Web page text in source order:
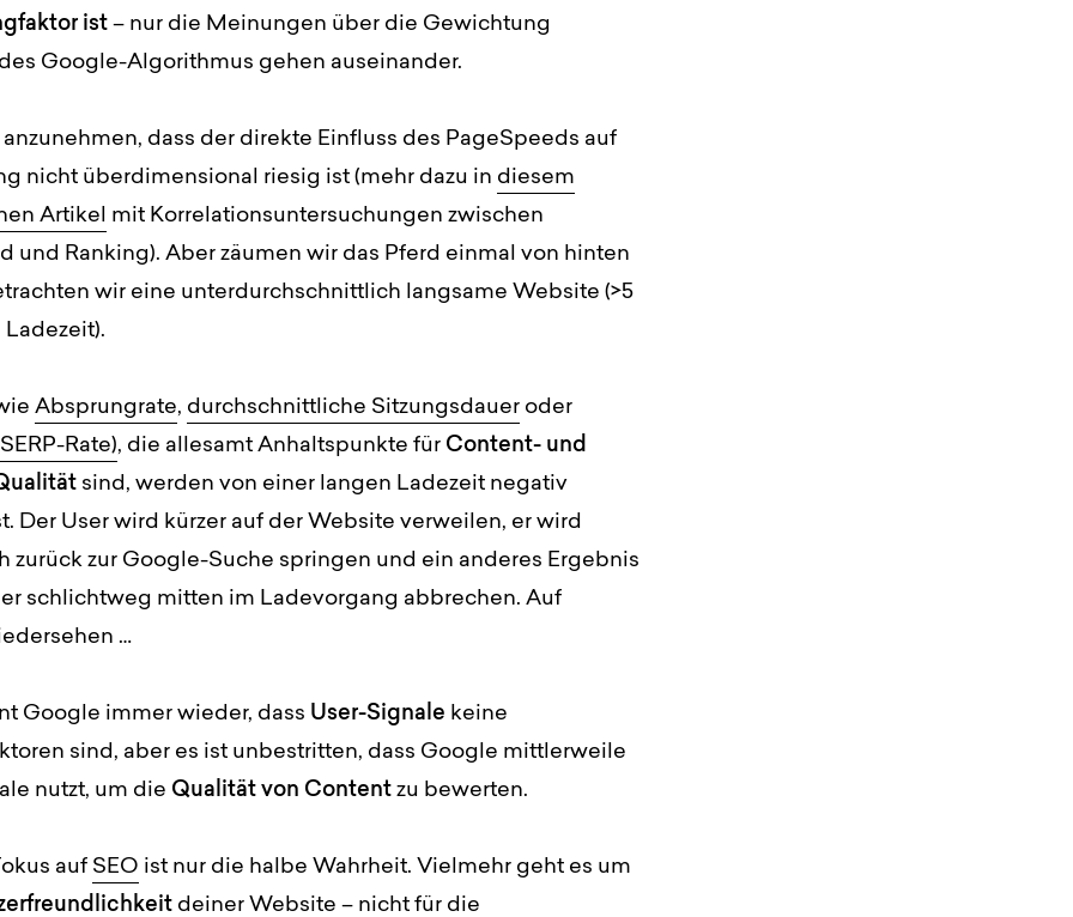
ist– nur die Meinungen über die Gewichtung
Google-Algorithmus gehen auseinander.
anzunehmen, dass der direkte Einfluss des PageSpeeds auf
nicht überdimensional riesig ist (mehr dazu in diesem
Artikel mit Korrelationsuntersuchungen zwischen
und Ranking). Aber zäumen wir das Pferd einmal von hinten
wir eine unterdurchschnittlich langsame Website (>5
Absprungrate, durchschnittliche Sitzungsdaueroder
Rate), die allesamt Anhaltspunkte für Content- und
sind, werden von einer langen Ladezeit negativ
Der User wird kürzer auf der Website verweilen, er wird
zurück zur Google-Suche springen und ein anderes Ergebnis
schlichtweg mitten im Ladevorgang abbrechen. Auf
…
Google immer wieder, dass User-Signale keine
sind, aber es ist unbestritten, dass Google mittlerweile
nutzt, um die Qualität von Contentzu bewerten.
auf SEO ist nur die halbe Wahrheit. Vielmehr geht es um
deiner Website – nicht für die